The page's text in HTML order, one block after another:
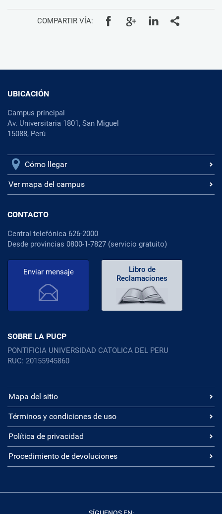
COMPARTIR VÍA:
UBICACIÓN
Campus principal
Av. Universitaria 1801, San Miguel
15088, Perú
Cómo llegar
Ver mapa del campus
CONTACTO
Central telefónica 626-2000
Desde provincias 0800-1-7827 (servicio gratuito)
Enviar mensaje
Libro de
Reclamaciones
SOBRE LA PUCP
PONTIFICIA UNIVERSIDAD CATOLICA DEL PERU
RUC: 20155945860
Mapa del sitio
Términos y condiciones de uso
Política de privacidad
Procedimiento de devoluciones